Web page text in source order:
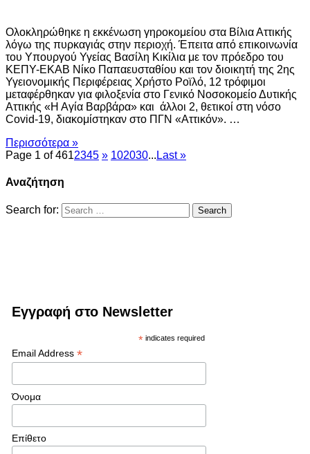
Ολοκληρώθηκε η εκκένωση γηροκομείου στα Βίλια Αττικής
λόγω της πυρκαγιάς στην περιοχή. Έπειτα από επικοινωνία
του Υπουργού Υγείας Βασίλη Κικίλια με τον πρόεδρο του
ΚΕΠΥ-ΕΚΑΒ Νίκο Παπαευσταθίου και τον διοικητή της 2ης
Υγειονομικής Περιφέρειας Χρήστο Ροϊλό, 12 τρόφιμοι
μεταφέρθηκαν για φιλοξενία στο Γενικό Νοσοκομείο Δυτικής
Αττικής «Η Αγία Βαρβάρα» και άλλοι 2, θετικοί στη νόσο
Covid-19, διακομίστηκαν στο ΠΓΝ «Αττικόν». …
Περισσότερα »
Page 1 of 4612345 » 102030... Last »
Αναζήτηση
Search for:
Εγγραφή στο Newsletter
* indicates required
Email Address *
Όνομα
Επίθετο